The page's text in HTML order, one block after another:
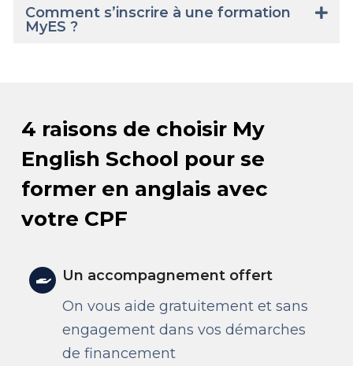
Comment s’inscrire à une formation
MyES ?
4 raisons de choisir My
English School pour se
former en anglais avec
votre CPF
Un accompagnement offert
On vous aide gratuitement et sans
engagement dans vos démarches
de financement